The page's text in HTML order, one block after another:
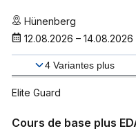
Hünenberg
12.08.2026 – 14.08.2026
4 Variantes plus
Elite Guard
Cours de base plus